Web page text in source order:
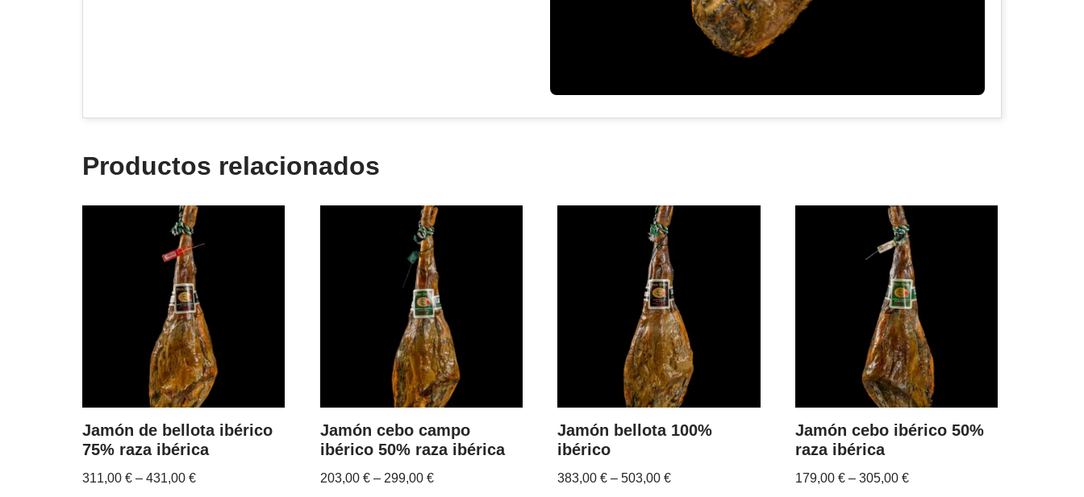
Productos relacionados
Jamón de bellota ibérico
75% raza ibérica
311,00 € – 431,00 €
Jamón cebo campo
ibérico 50% raza ibérica
203,00 €– 299,00 €
Jamón bellota 100%
ibérico
383,00€ –503,00€
Jamón cebo ibérico 50%
raza ibérica
179,00€ –305,00€